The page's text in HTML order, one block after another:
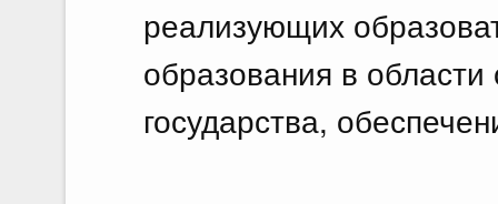
реализующих
образования в
государства,